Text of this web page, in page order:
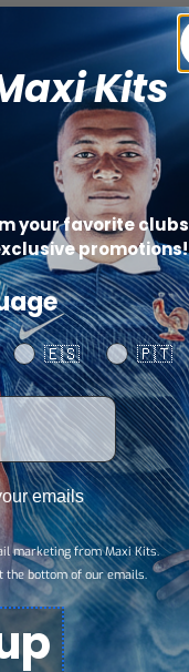
Cuenta
Kits
your favorite clubs
promotions!
🇪🇸 🇵🇹
emails
marketing from Maxi Kits.
the bottom of our emails.